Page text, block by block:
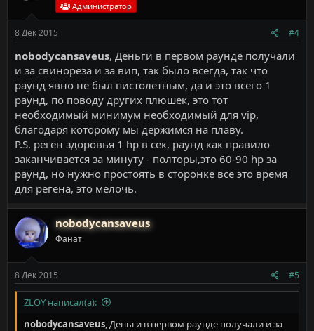
Администратор
8 Дек 2015 #4
nobodycansaveus, Деньги в первом раунде получали
и за свинореза и за вип, так было всегда, так что
раунд явно не был пистолетным, да и это всего 1
раунд, по поводу других плюшек, это тот
необходимый минимум необходимый для vip,
благодаря которому мы держимся на плаву.
P.S. реген здоровья 1 hp в сек, раунд как правило
заканчивается за минуту - полторы,это 60-90 hp за
раунд, но нужно простоять в сторонке все это время
для регена, это мелочь.
nobodycansaveus
Фанат
8 Дек 2015 #5
ZLOY написал(а):
nobodycansaveus , Деньги в первом раунде получали и за